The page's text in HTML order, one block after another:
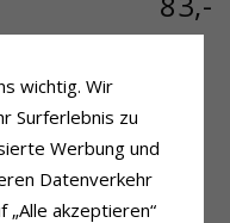
Oben:5,6 mm
Oben:1,7 mm
Unten: 1,7 mm
wichtig. Wir
Surferlebnis zu
Werbung und
Datenverkehr
„Alle akzeptieren“